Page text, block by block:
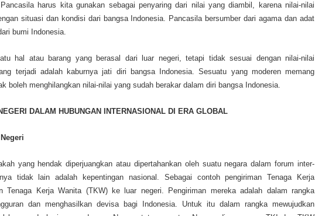
harus kita gunakan sebagai penyaring dari nilai yang diambil, karena nilai-nilai
situasi dan kondisi dari bangsa Indonesia. Pancasila bersumber dari agama dan adat
bumi Indonesia.
hal atau barang yang berasal dari luar negeri, tetapi tidak sesuai dengan nilai-nilai
terjadi adalah kaburnya jati diri bangsa Indonesia. Sesuatu yang moderen memang
boleh menghilangkan nilai-nilai yang sudah berakar dalam diri bangsa Indonesia.
DALAM HUBUNGAN INTERNASIONAL DI ERA GLOBAL
yang hendak diperjuangkan atau dipertahankan oleh suatu negara dalam forum inter-
tidak lain adalah kepentingan nasional. Sebagai contoh pengiriman Tenaga Kerja
Tenaga Kerja Wanita (TKW) ke luar negeri. Pengiriman mereka adalah dalam rangka
dan menghasilkan devisa bagi Indonesia. Untuk itu dalam rangka mewujudkan